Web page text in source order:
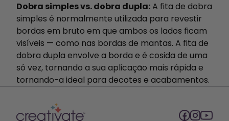
Dobra simples vs. dobra dupla:A fita de dobra
simples é normalmente utilizada para revestir
bordas em bruto em que ambos os lados ficam
visíveis — como nas bordas de mantas. A fita de
dobra dupla envolve a borda e é cosida de uma
só vez, tornando a sua aplicação mais rápida e
tornando-a ideal para decotes e acabamentos.